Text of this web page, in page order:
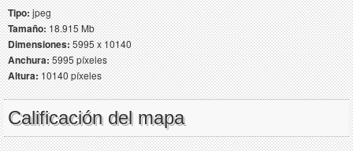
Tipo:jpeg
Tamaño:18.915 Mb
Dimensiones:5995 x 10140
Anchura:5995 píxeles
Altura:10140 píxeles
Calificación del mapa